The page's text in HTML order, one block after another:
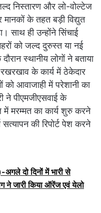
निस्तारण और लो-वोल्टेज
के तहत बड़ी विद्युत
साथ ही उन्होंने सिंचाई
को जल्द दुरुस्त या नई
स्थानीय लोगों ने बताया
के कार्य में ठेकेदार
को आवाजाही में परेशानी का
ने पीएमजीएसवाई के
में मरम्मत का कार्य शुरु करने
की रिपोर्ट पेश करने
दो दिनों में भारी से
ने जारी किया ऑरेंज एवं येलो